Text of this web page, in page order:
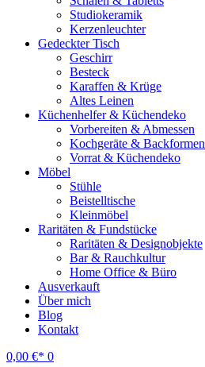
Studiokeramik
Kerzenleuchter
Gedeckter Tisch
Geschirr
Besteck
Karaffen & Krüge
Altes Leinen
Küchenhelfer & Küchendeko
Vorbereiten & Abmessen
Kochgeräte & Backformen
Vorrat & Küchendeko
Möbel
Stühle
Beistelltische
Kleinmöbel
Raritäten & Fundstücke
Raritäten & Designobjekte
Bar & Rauchkultur
Home Office & Büro
Ausverkauft
Über mich
Blog
Kontakt
0,00 € 0